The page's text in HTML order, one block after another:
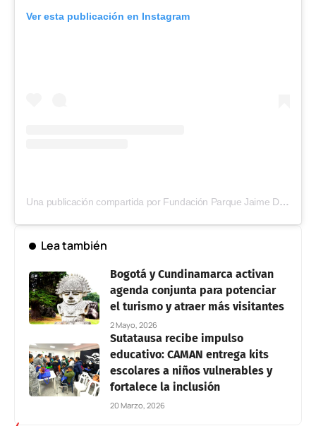
Ver esta publicación en Instagram
Una publicación compartida por Fundación Parque Jaime Duque (@parquejaimeduque)
Lea también
Bogotá y Cundinamarca activan
agenda conjunta para potenciar
el turismo y atraer más visitantes
2 Mayo, 2026
Sutatausa recibe impulso
educativo: CAMAN entrega kits
escolares a niños vulnerables y
fortalece la inclusión
20 Marzo, 2026